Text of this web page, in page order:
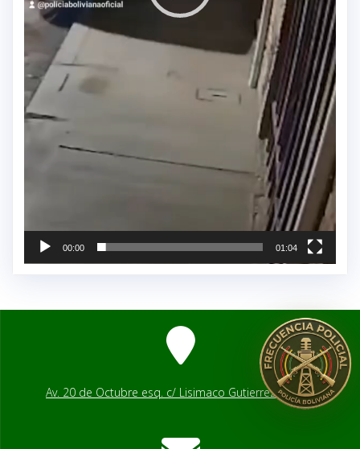
00:00 01:04
Av. 20 de Octubre esq. c/ Lisimaco Gutierrez # 2541